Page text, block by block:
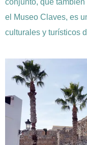
el Museo Claves, es
culturales y turísticos